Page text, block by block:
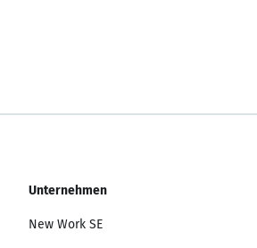
Unternehmen
New Work SE